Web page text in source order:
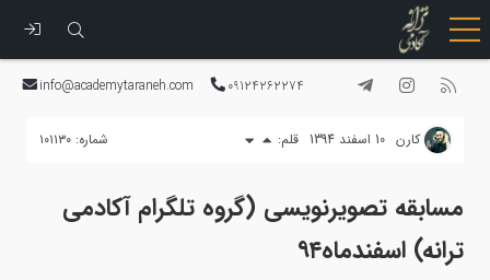
رفتن
به
09124262274
info@academytaraneh.com
كارن 10 اسفند 1394 قلم: شماره: ۱۰۱۱۳۰
مسابقه تصویرنویسی (گروه تلگرام آکادمی
ترانه) اسفندماه۹۴